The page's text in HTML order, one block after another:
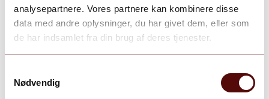
analysepartnere. Vores partnere kan kombinere disse
data med andre oplysninger, du har givet dem, eller som
de har indsamlet fra din brug af deres tjenester.
Nødvendig